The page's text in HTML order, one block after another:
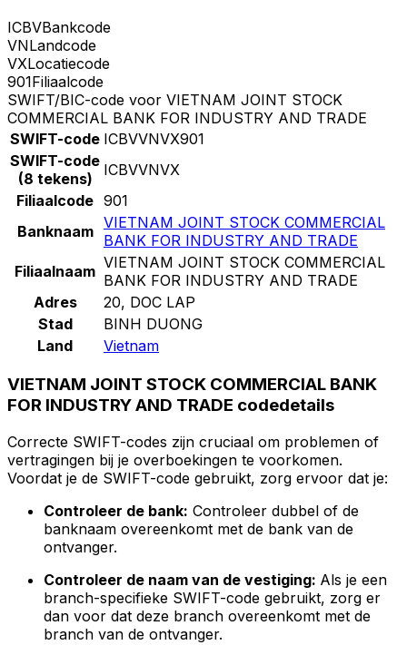
ICBVBankcode
VNLandcode
VXLocatiecode
901Filiaalcode
SWIFT/BIC-code voor VIETNAM JOINT STOCK
COMMERCIAL BANK FOR INDUSTRY AND TRADE
SWIFT-code ICBVVNVX901
SWIFT-code
(8 tekens)
ICBVVNVX
Filiaalcode 901
Banknaam VIETNAM JOINT STOCK COMMERCIAL
BANK FOR INDUSTRY AND TRADE
Filiaalnaam VIETNAM JOINT STOCK COMMERCIAL
BANK FOR INDUSTRY AND TRADE
Adres
20, DOC LAP
Stad
BINH DUONG
Land
Vietnam
VIETNAM JOINT STOCK COMMERCIAL BANK
FOR INDUSTRY AND TRADE codedetails
Correcte SWIFT-codes zijn cruciaal om problemen of
vertragingen bij je overboekingen te voorkomen.
Voordat je de SWIFT-code gebruikt, zorg ervoor dat je:
Controleer de bank: Controleer dubbel of de
banknaam overeenkomt met de bank van de
ontvanger.
Controleer de naam van de vestiging: Als je een
branch-specifieke SWIFT-code gebruikt, zorg er
dan voor dat deze branch overeenkomt met de
branch van de ontvanger.